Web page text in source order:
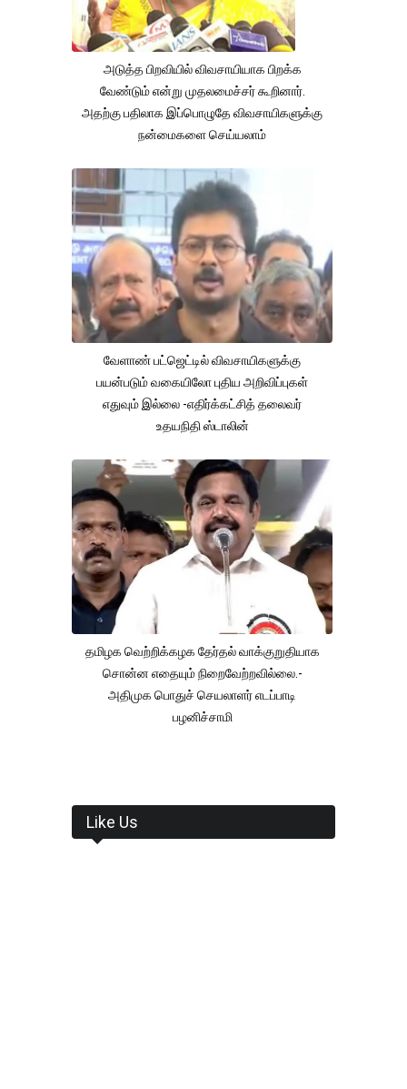
அடுத்த பிறவியில் விவசாயியாக பிறக்க
வேண்டும் என்று முதலமைச்சர் கூறினார்.
அதற்கு பதிலாக இப்பொழுதே விவசாயிகளுக்கு
நன்மைகளை செய்யலாம்
வேளாண் பட்ஜெட்டில் விவசாயிகளுக்கு
பயன்படும் வகையிலோ புதிய அறிவிப்புகள்
எதுவும் இல்லை -எதிர்க்கட்சித் தலைவர்
உதயநிதி ஸ்டாலின்
தமிழக வெற்றிக்கழக தேர்தல் வாக்குறுதியாக
சொன்ன எதையும் நிறைவேற்றவில்லை.-
அதிமுக பொதுச் செயலாளர் எடப்பாடி
பழனிச்சாமி
Like Us